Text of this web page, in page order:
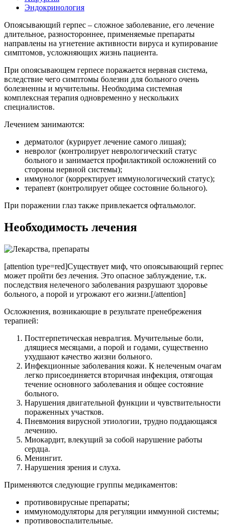
Эндокринология
Опоясывающий герпес – сложное заболевание, его лечение
длительное, разностороннее, применяемые препараты
направлены на угнетение активности вируса и купирование
симптомов, усложняющих жизнь пациента.
При опоясывающем герпесе поражается нервная система,
вследствие чего симптомы болезни для больного очень
болезненны и мучительны. Необходима системная
комплексная терапия одновременно у нескольких
специалистов.
Лечением занимаются:
дерматолог (курирует лечение самого лишая);
невролог (контролирует неврологический статус
больного и занимается профилактикой осложнений со
стороны нервной системы);
иммунолог (корректирует иммунологический статус);
терапевт (контролирует общее состояние больного).
При поражении глаз также привлекается офтальмолог.
Необходимость лечения
[attention type=red]Существует миф, что опоясывающий герпес
может пройти без лечения. Это опасное заблуждение, т.к.
последствия нелеченого заболевания разрушают здоровье
больного, а порой и угрожают его жизни.[/attention]
Осложнения, возникающие в результате пренебрежения
терапией:
Постгерпетическая невралгия. Мучительные боли,
длящиеся месяцами, а порой и годами, существенно
ухудшают качество жизни больного.
Инфекционные заболевания кожи. К нелеченым очагам
легко присоединяется вторичная инфекция, отягощая
течение основного заболевания и общее состояние
больного.
Нарушения двигательной функции и чувствительности
пораженных участков.
Пневмония вирусной этиологии, трудно поддающаяся
лечению.
Миокардит, влекущий за собой нарушение работы
сердца.
Менингит.
Нарушения зрения и слуха.
Применяются следующие группы медикаментов:
противовирусные препараты;
иммуномодуляторы для регуляции иммунной системы;
противовоспалительные.